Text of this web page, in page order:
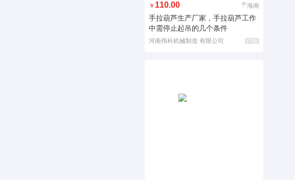
￥ 110.00 海南
手拉葫芦生产厂家，手拉葫芦工作
中需停止起吊的几个条件
河南伟科机械制造 有限公司 广告